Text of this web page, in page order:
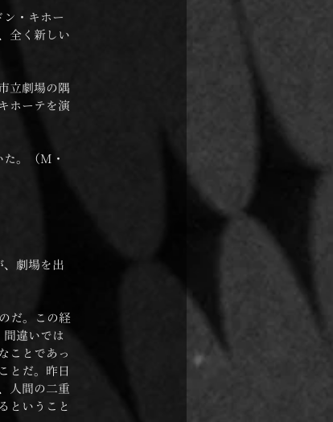
・キホー
全く新しい
立劇場の隅
ホーテを演
。（M・
、劇場を出
だ。この経
違いでは
ことであっ
とだ。昨日
人間の二重
ということ